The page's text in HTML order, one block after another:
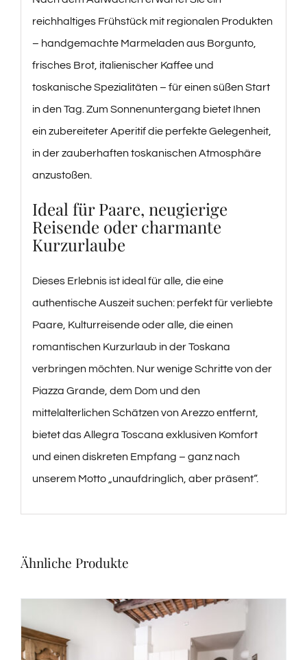
reichhaltiges Frühstück mit regionalen Produkten
– handgemachte Marmeladen aus Borgunto,
frisches Brot, italienischer Kaffee und
toskanische Spezialitäten – für einen süßen Start
in den Tag. Zum Sonnenuntergang bietet Ihnen
ein zubereiteter Aperitif die perfekte Gelegenheit,
in der zauberhaften toskanischen Atmosphäre
anzustoßen.
Ideal für Paare, neugierige
Reisende oder charmante
Kurzurlaube
Dieses Erlebnis ist ideal für alle, die eine
authentische Auszeit suchen: perfekt für verliebte
Paare, Kulturreisende oder alle, die einen
romantischen Kurzurlaub in der Toskana
verbringen möchten. Nur wenige Schritte von der
Piazza Grande, dem Dom und den
mittelalterlichen Schätzen von Arezzo entfernt,
bietet das Allegra Toscana exklusiven Komfort
und einen diskreten Empfang – ganz nach
unserem Motto „unaufdringlich, aber präsent“.
Ähnliche Produkte